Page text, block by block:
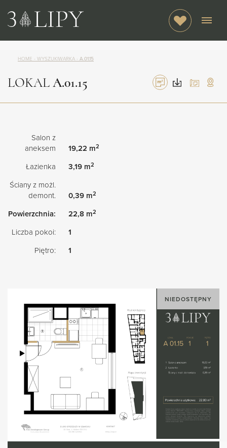
HOME - WYSZUKIWARKA - A.01.15
LOKALA.01.15
Salon z
aneksem
19,22 m2
Łazienka 3,19 m2
Ściany z możl.
demont.
0,39 m2
Powierzchnia: 22,8 m2
Liczba pokoi:
1
Piętro:
1
NIEDOSTĘPNY